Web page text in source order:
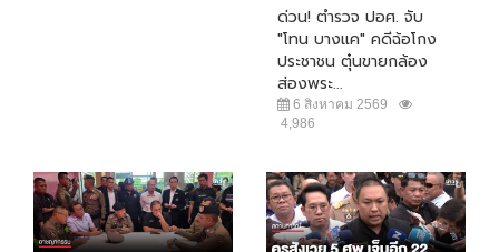
ด่วน! ตำรวจ ปอศ. จับ
"โทน บางแค" คดีฉ้อโกง
ประชาชน ตุ๋นขายกล้อง
ส่องพระ...
6 สิงหาคม 2569
4,986